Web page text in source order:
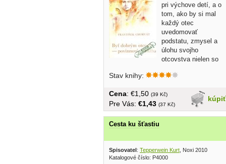
pri výchove detí, a o
tom, ako by si mal
každý otec
uvedomovať
podstatu, zmysel a
úlohu svojho
otcovstva nielen so
Stav knihy:
kúpiť
Cena: €1,50 (39 Kč)
Pre Vás: €1,43 (37 Kč)
Cesta ku šťastiu
Spisovatel: Tepperwein Kurt , Noxi 2010
Katalogové číslo: P4000